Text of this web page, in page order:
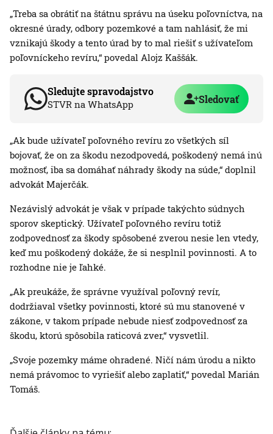
„Treba sa obrátiť na štátnu správu na úseku poľovníctva, na
okresné úrady, odbory pozemkové a tam nahlásiť, že mi
vznikajú škody a tento úrad by to mal riešiť s užívateľom
poľovníckeho revíru,“ povedal Alojz Kaššák.
Sledujte spravodajstvo
STVR na WhatsApp Sledovať
„Ak bude užívateľ poľovného revíru zo všetkých síl
bojovať, že on za škodu nezodpovedá, poškodený nemá inú
možnosť, iba sa domáhať náhrady škody na súde,“ doplnil
advokát Majerčák.
Nezávislý advokát je však v prípade takýchto súdnych
sporov skeptický. Užívateľ poľovného revíru totiž
zodpovednosť za škody spôsobené zverou nesie len vtedy,
keď mu poškodený dokáže, že si nesplnil povinnosti. A to
rozhodne nie je ľahké.
„Ak preukáže, že správne využíval poľovný revír,
dodržiaval všetky povinnosti, ktoré sú mu stanovené v
zákone, v takom prípade nebude niesť zodpovednosť za
škodu, ktorú spôsobila raticová zver,“ vysvetlil.
„Svoje pozemky máme ohradené. Ničí nám úrodu a nikto
nemá právomoc to vyriešiť alebo zaplatiť,“ povedal Marián
Tomáš.